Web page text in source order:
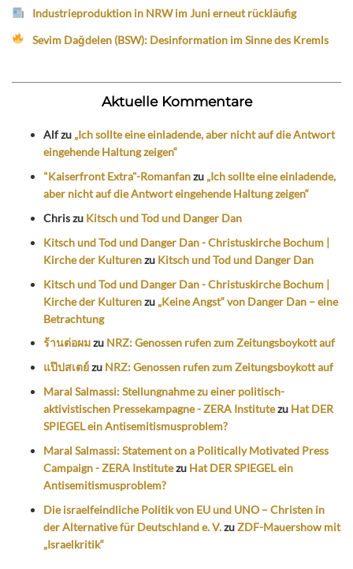
Industrieproduktion in NRW im Juni erneut rückläufig
Sevim Dağdelen (BSW): Desinformation im Sinne des Kremls
Aktuelle Kommentare
Alfzu „Ich sollte eine einladende, aber nicht auf die Antwort
eingehende Haltung zeigen“
"Kaiserfront Extra"-Romanfanzu „Ich sollte eine einladende,
aber nicht auf die Antwort eingehende Haltung zeigen“
Chriszu Kitsch und Tod und Danger Dan
Kitsch und Tod und Danger Dan - Christuskirche Bochum |
Kirche der Kulturenzu Kitsch und Tod und Danger Dan
Kitsch und Tod und Danger Dan - Christuskirche Bochum |
Kirche der Kulturenzu „Keine Angst“ von Danger Dan – eine
Betrachtung
ร้านต่อผมzu NRZ: Genossen rufen zum Zeitungsboykott auf
แป๊ปสเตย์zu NRZ: Genossen rufen zum Zeitungsboykott auf
Maral Salmassi: Stellungnahme zu einer politisch-
aktivistischen Pressekampagne - ZERA Institutezu Hat DER
SPIEGEL ein Antisemitismusproblem?
Maral Salmassi: Statement on a Politically Motivated Press
Campaign - ZERA Institutezu Hat DER SPIEGEL ein
Antisemitismusproblem?
Die israelfeindliche Politik von EU und UNO – Christen in
der Alternative für Deutschland e. V.zuZDF-Mauershow mit
„Israelkritik“